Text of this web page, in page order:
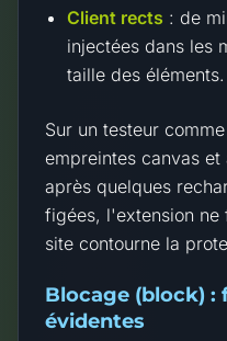
Client rects : de
injectées dans les
taille des éléments.
Sur un testeur
empreintes canvas et
après quelques
figées, l'extension ne
site contourne la
Blocage (block) :
évidentes